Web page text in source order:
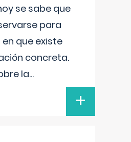
se sabe que
para
que existe
concreta.
la...
+